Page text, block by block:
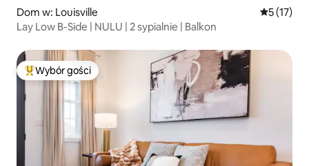
Dom w: Louisville Średnia
5 (17)
Lay Low B-Side | NULU | 2 sypialnie | Balkon
Najpopularniejsze z kategorii Wybór gości
Wybór gości